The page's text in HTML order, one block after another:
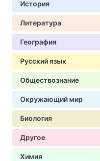
История
Литература
География
Русский язык
Обществознание
Окружающий мир
Биология
Другое
Химия